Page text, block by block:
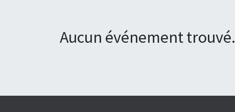
Aucun événement trouvé.